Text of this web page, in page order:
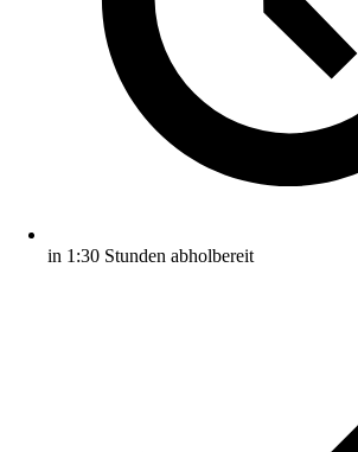
in 1:30 Stunden abholbereit